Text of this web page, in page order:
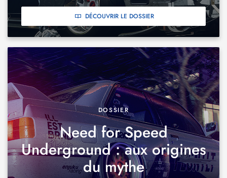
DÉCOUVRIR LE DOSSIER
DOSSIER
Need for Speed
Underground : aux origines
du mythe